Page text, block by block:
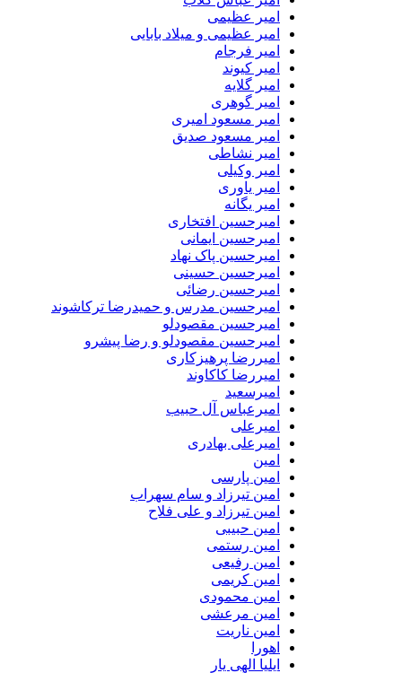
امیر عظیمی
امیر عظیمی و میلاد بابایی
امیر فرجام
امیر کیوند
امیر گلایه
امیر گوهری
امیر مسعود امیری
امیر مسعود صدیق
امیر نشاطی
امیر وکیلی
امیر یاوری
امیر یگانه
امیرحسین افتخاری
امیرحسین ایمانی
امیرحسین پاک نهاد
امیرحسین حسینی
امیرحسین رضائی
امیرحسین مدرس و حمیدرضا ترکاشوند
امیرحسین مقصودلو
امیرحسین مقصودلو و رضا پیشرو
امیررضا پرهیزکاری
امیررضا کاکاوند
امیرسعید
امیرعباس آل حبیب
امیرعلی
امیرعلی بهادری
امین
امین پارسی
امین تیرزاد و سام سهراب
امین تیرزاد و علی فلاح
امین حبیبی
امین رستمی
امین رفیعی
امین کریمی
امین محمودی
امین مرعشی
امین ناریت
اهورا
ایلیا الهی یار